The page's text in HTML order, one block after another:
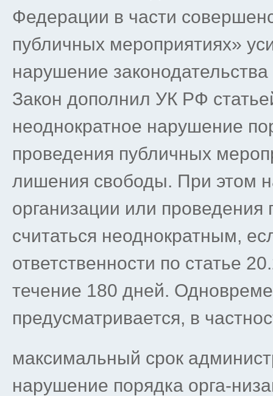
Федерации в части
публичных мероприятиях»
нарушение
Закон дополнил УК РФ
неоднократное нарушение
проведения публичных
лишения свободы. При этом
организации или
считаться неоднократным,
ответственности по статье
течение 180 дней.
предусматривается, в
максимальный срок
нарушение порядка орга-